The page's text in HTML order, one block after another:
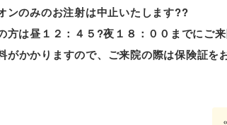
ンのみのお注射は中止いたします??
方は昼１２：４５?夜 １８：００までにご
がかかりますので、ご来院の際は保険証を